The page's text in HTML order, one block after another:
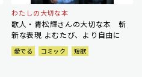
わたしの大切な本
歌人・青松輝さんの大切な本 斬
新な表現 よむたび、より自由に
愛でる コミック 短歌